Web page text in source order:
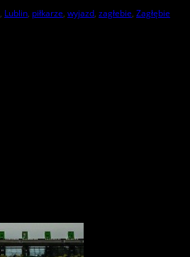
, Lublin, piłkarze, wyjazd, zagłebie, Zagłębie